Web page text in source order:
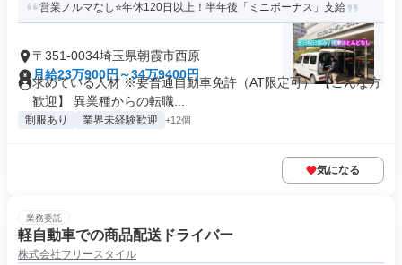
営業ノルマなし⭐年休120日以上！半年後「ミニボーナス」支給
〒351-0034埼玉県朝霞市西原
月給23万900円～34万9400円
求めている人材 ※要普通自動車免許（AT限定可） 【こんな方
歓迎】 異業種からの転職...
制服あり 業界未経験歓迎 +12個
気になる
業務委託
軽⾃動⾞での商品配送ドライバー
株式会社フリースタイル